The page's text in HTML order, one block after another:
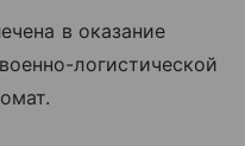
в оказание
логистической